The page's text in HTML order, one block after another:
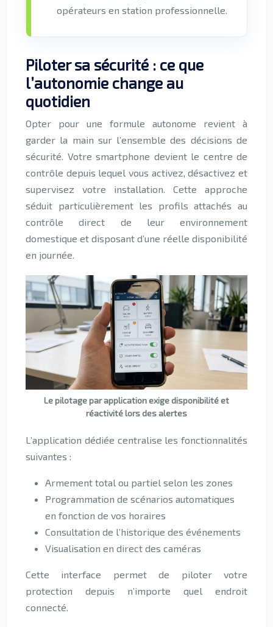
opérateurs en station professionnelle.
Piloter sa sécurité : ce que
l’autonomie change au
quotidien
Opter pour une formule autonome revient à
garder la main sur l’ensemble des décisions de
sécurité. Votre smartphone devient le centre de
contrôle depuis lequel vous activez, désactivez et
supervisez votre installation. Cette approche
séduit particulièrement les profils attachés au
contrôle direct de leur environnement
domestique et disposant d’une réelle disponibilité
en journée.
Le pilotage par application exige disponibilité et
réactivité lors des alertes
L’application dédiée centralise les fonctionnalités
suivantes :
Armement total ou partiel selon les zones
Programmation de scénarios automatiques
en fonction de vos horaires
Consultation de l’historique des événements
Visualisation en direct des caméras
Cette interface permet de piloter votre
protection depuis n’importe quel endroit
connecté.